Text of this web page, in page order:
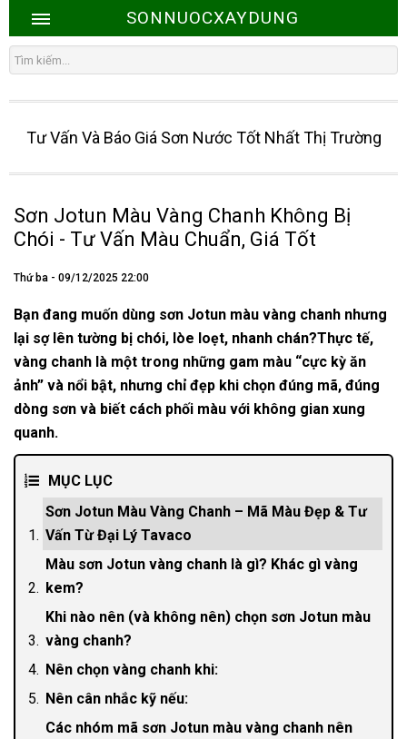
SONNUOCXAYDUNG
Tư Vấn Và Báo Giá Sơn Nước Tốt Nhất Thị Trường
Sơn Jotun Màu Vàng Chanh Không Bị
Chói - Tư Vấn Màu Chuẩn, Giá Tốt
Thứ ba - 09/12/2025 22:00
Bạn đang muốn dùng sơn Jotun màu vàng chanh nhưng
lại sợ lên tường bị chói, lòe loẹt, nhanh chán?Thực tế,
vàng chanh là một trong những gam màu “cực kỳ ăn
ảnh” và nổi bật, nhưng chỉ đẹp khi chọn đúng mã, đúng
dòng sơn và biết cách phối màu với không gian xung
quanh.
MỤC LỤC
Sơn Jotun Màu Vàng Chanh – Mã Màu Đẹp & Tư
Vấn Từ Đại Lý Tavaco
Màu sơn Jotun vàng chanh là gì? Khác gì vàng
kem?
Khi nào nên (và không nên) chọn sơn Jotun màu
vàng chanh?
Nên chọn vàng chanh khi:
Nên cân nhắc kỹ nếu:
Các nhóm mã sơn Jotun màu vàng chanh nên